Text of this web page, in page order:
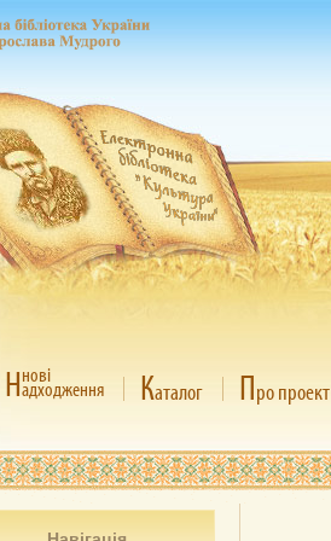
Ннові
адходження Каталог Про проект